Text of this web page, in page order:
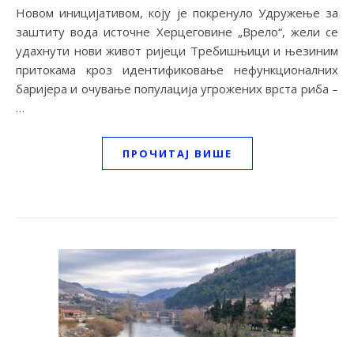
Новом иницијативом, коју је покренуло Удружење за
заштиту вода источне Херцеговине „Врело“, жели се
удахнути нови живот ријеци Требишњици и њезиним
притокама кроз идентификовање нефункционалних
баријера и очување популација угрожених врста риба –
…
ПРОЧИТАЈ ВИШЕ